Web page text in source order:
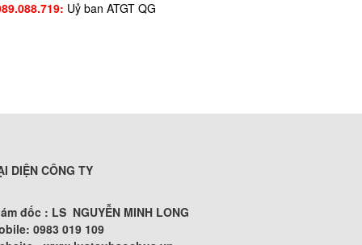
Uỷ ban ATGT QG
DIỆN CÔNG TY
đốc : LS NGUYỄN MINH LONG
0983 019 109